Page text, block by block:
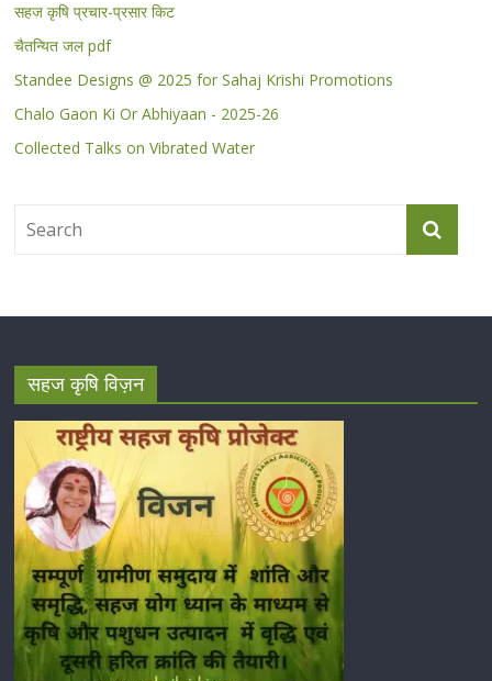
सहज कृषि प्रचार-प्रसार किट
चैतन्यित जल pdf
Standee Designs @ 2025 for Sahaj Krishi Promotions
Chalo Gaon Ki Or Abhiyaan - 2025-26
Collected Talks on Vibrated Water
सहज कृषि विज़न